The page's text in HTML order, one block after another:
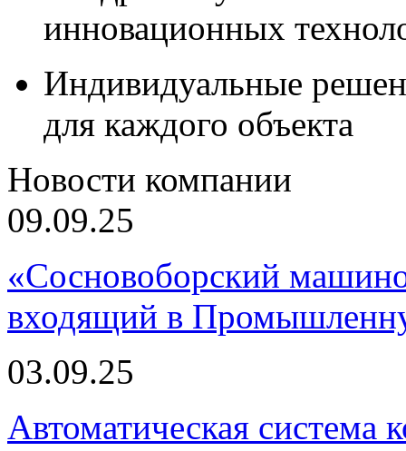
инновационных
Индивидуальные
для каждого объекта
Новости компании
09.09.25
«Сосновоборский
входящий в
03.09.25
Автоматическая